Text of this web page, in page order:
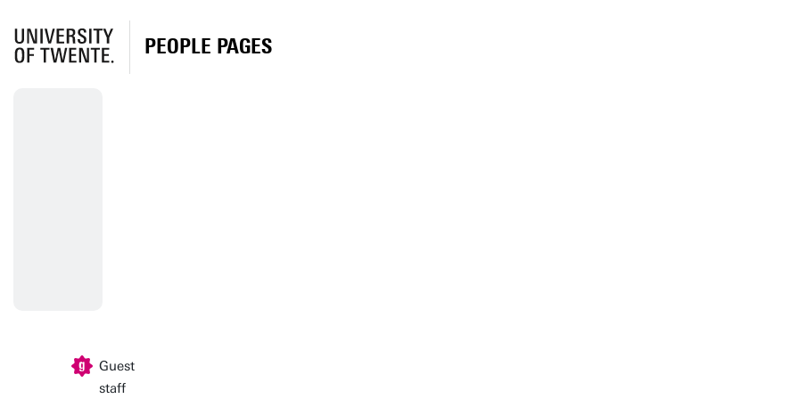
PEOPLE PAGES
Guest
staff